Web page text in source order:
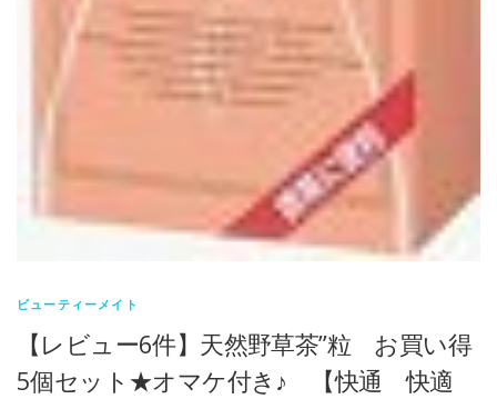
ビューティーメイト
【レビュー6件】天然野草茶”粒 お買い得
5個セット★オマケ付き♪ 【快通 快適